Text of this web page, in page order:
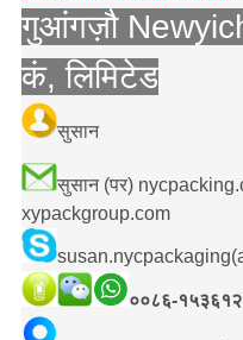
गुआंगज़ौ
कं, लिमिटेड
सुसान
सुसान (पर)
xypackgroup.com
००८६-